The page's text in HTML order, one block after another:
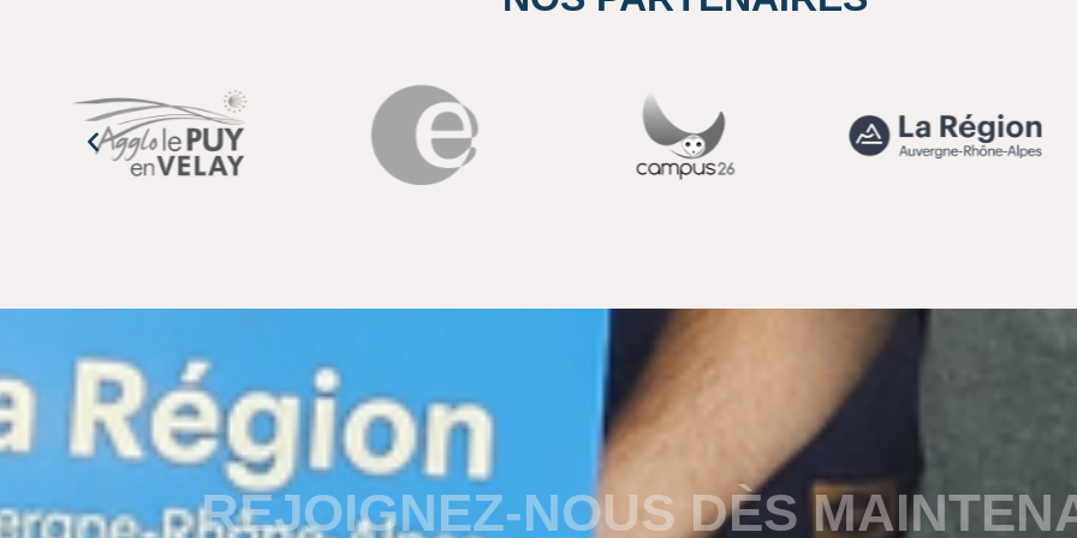
REJOIGNEZ-NOUS DÈS